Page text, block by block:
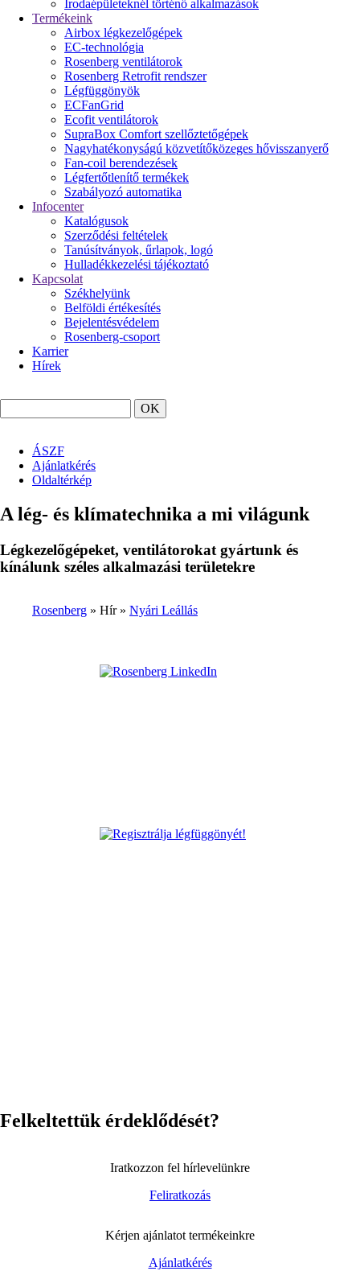
Irodaépületeknél történő alkalmazások
Termékeink
Airbox légkezelőgépek
EC-technológia
Rosenberg ventilátorok
Rosenberg Retrofit rendszer
Légfüggönyök
ECFanGrid
Ecofit ventilátorok
SupraBox Comfort szellőztetőgépek
Nagyhatékonyságú közvetítőközeges hővisszanyerő
Fan-coil berendezések
Légfertőtlenítő termékek
Szabályozó automatika
Infocenter
Katalógusok
Szerződési feltételek
Tanúsítványok, űrlapok, logó
Hulladékkezelési tájékoztató
Kapcsolat
Székhelyünk
Belföldi értékesítés
Bejelentésvédelem
Rosenberg-csoport
Karrier
Hírek
menu
ÁSZF
Ajánlatkérés
Oldaltérkép
A lég- és klímatechnika a mi világunk
Légkezelőgépeket, ventilátorokat gyártunk és
kínálunk széles alkalmazási területekre
Rosenberg Hír Nyári Leállás
Felkeltettük érdeklődését?
Iratkozzon fel hírlevelünkre
Feliratkozás
Kérjen ajánlatot termékeinkre
Ajánlatkérés